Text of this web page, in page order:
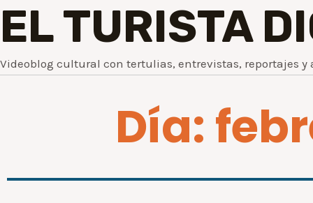
EL TURISTA
Videoblog cultural con tertulias, entrevistas, reportajes y
Día: